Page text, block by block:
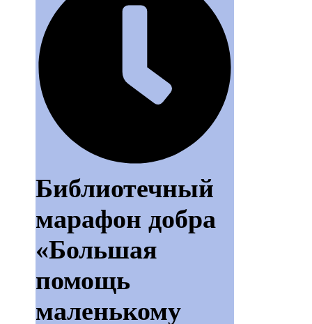
Библиотечный
марафон добра
«Большая
помощь
маленькому